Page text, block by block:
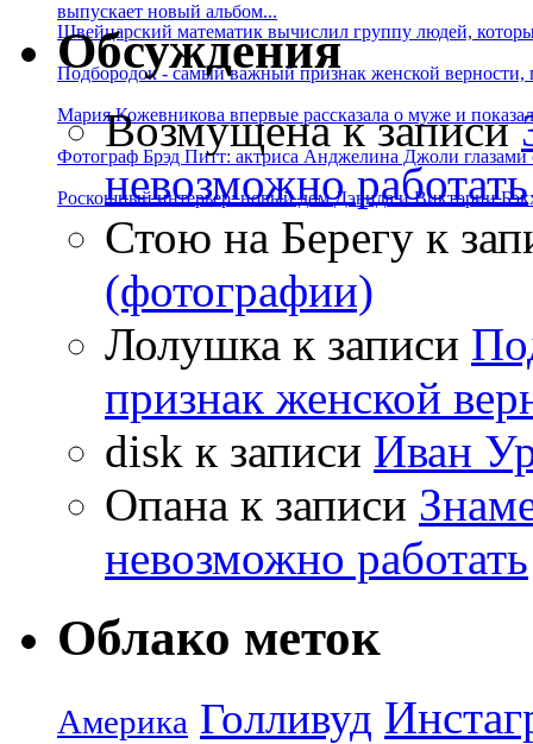
выпускает новый альбом...
Швейцарский математик вычислил группу людей,
Подбородок - самый важный признак женской
Мария Кожевникова впервые рассказала о муже и
Фотограф Брэд Питт: актриса Анджелина Джоли глазами
Роскошный интерьер: новый дом Дэвида и Виктории
Обсуждения
Возмущенак записи
невозможно работать
Стою на Берегу к
(фотографии)
Лолушка к записи
признак женской
disk к записи Иван
Опана к записи
невозможно работать
Облако меток
Америка Голливуд